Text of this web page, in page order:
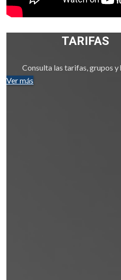
TARIFAS
Consulta las tarifas, grupos y
Ver más